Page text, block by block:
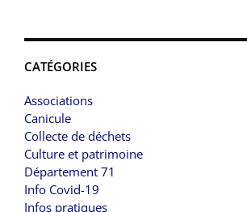
CATÉGORIES
Associations
Canicule
Collecte de déchets
Culture et patrimoine
Département 71
Info Covid-19
Infos pratiques